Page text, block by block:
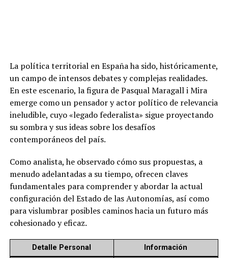
La política territorial en España ha sido, históricamente,
un campo de intensos debates y complejas realidades.
En este escenario, la figura de Pasqual Maragall i Mira
emerge como un pensador y actor político de relevancia
ineludible, cuyo «legado federalista» sigue proyectando
su sombra y sus ideas sobre los desafíos
contemporáneos del país.
Como analista, he observado cómo sus propuestas, a
menudo adelantadas a su tiempo, ofrecen claves
fundamentales para comprender y abordar la actual
configuración del Estado de las Autonomías, así como
para vislumbrar posibles caminos hacia un futuro más
cohesionado y eficaz.
Detalle Personal Información